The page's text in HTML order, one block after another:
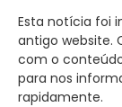
Esta notícia foi
antigo website.
com o
para nos
rapidamente.